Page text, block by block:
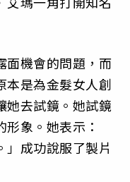
面機會的問題，而
本是為金髮女人創
她去試鏡。她試鏡
象。她表示：
」成功說服了製片